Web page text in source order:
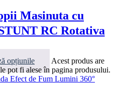
Masinuta cu
RC Rotativa
opțiunile
Acest produs are
pot fi alese în pagina produsului.